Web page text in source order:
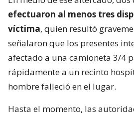
efectuaron al menos tres
víctima, quien resultó
señalaron que los presentes
afectado a una camioneta 3/4
rápidamente a un recinto
hombre falleció en el lugar.
Hasta el momento, las